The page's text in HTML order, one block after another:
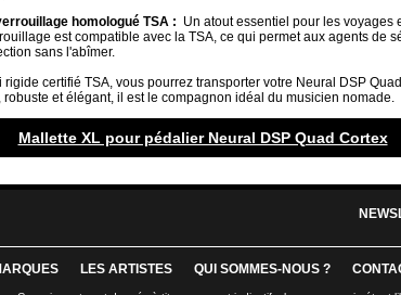
homologué TSA : Un atout essentiel pour les voyages
est compatible avec la TSA, ce qui permet aux agents de
sans l'abîmer.
rigide certifié TSA, vous pourrez transporter votre Neural DSP
robuste et élégant, il est le compagnon idéal du musicien nomade.
Mallette XL pour pédalier Neural DSP Quad Cortex
LES ARTISTES QUI SOMMES-NOUS ?